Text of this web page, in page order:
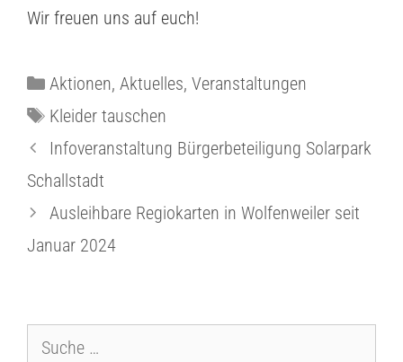
Wir freuen uns auf euch!
Aktionen, Aktuelles, Veranstaltungen
Kleider tauschen
Infoveranstaltung Bürgerbeteiligung Solarpark
Schallstadt
Ausleihbare Regiokarten in Wolfenweiler seit
Januar 2024